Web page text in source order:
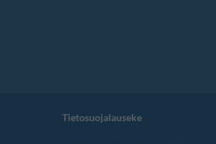
Tietosuojalauseke